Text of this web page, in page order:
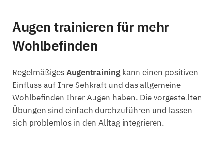
Augen trainieren für mehr
Wohlbefinden
RegelmäßigesAugentrainingkann einen positiven
Einfluss auf Ihre Sehkraft und das allgemeine
Wohlbefinden Ihrer Augen haben. Die vorgestellten
Übungen sind einfach durchzuführen und lassen
sich problemlos in den Alltag integrieren.